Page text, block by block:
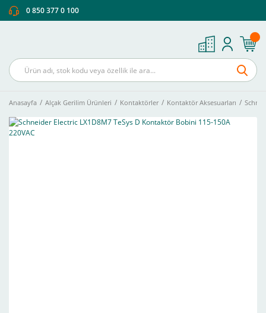
0 850 377 0 100
Anasayfa Alçak Gerilim Ürünleri Kontaktörler Kontaktör Aksesuarları